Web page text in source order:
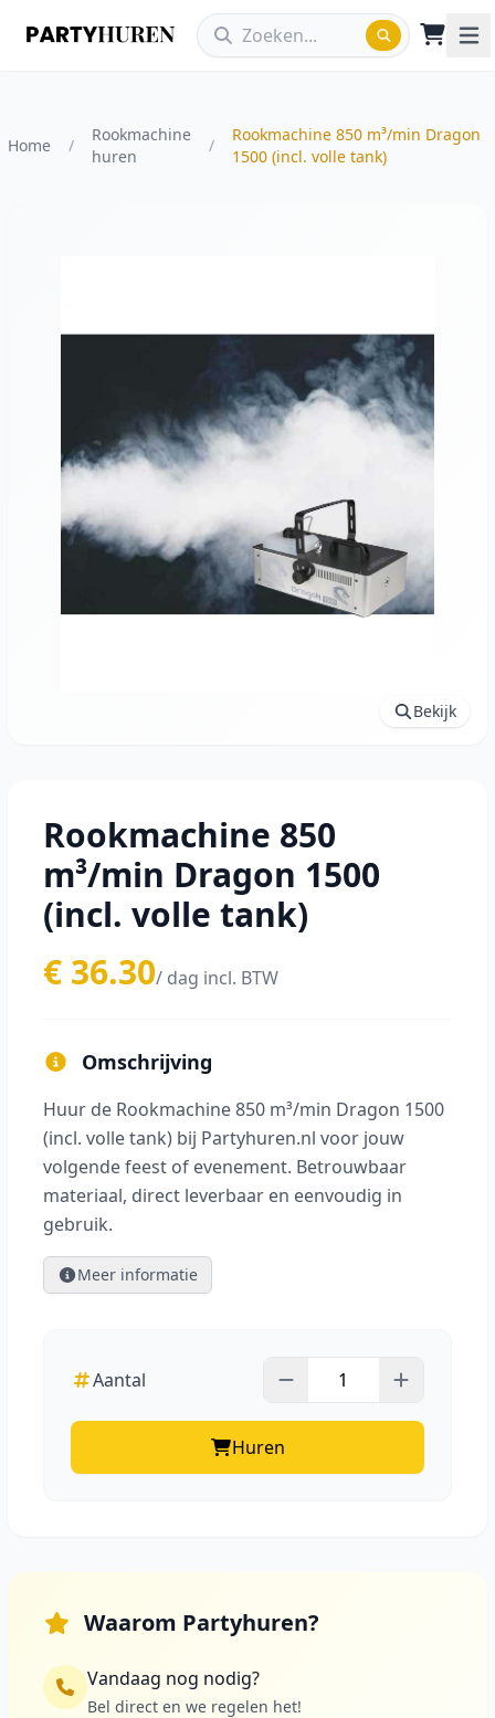
Home /
Rookmachine
huren
/
Rookmachine 850 m³/min Dragon
1500 (incl. volle tank)
Bekijk
Rookmachine 850
m³/min Dragon 1500
(incl. volle tank)
€ 36.30/ dag incl. BTW
Omschrijving
Huur de Rookmachine 850 m³/min Dragon 1500
(incl. volle tank) bij Partyhuren.nl voor jouw
volgende feest of evenement. Betrouwbaar
materiaal, direct leverbaar en eenvoudig in
gebruik.
Meer informatie
Aantal
Huren
Waarom Partyhuren?
Vandaag nog nodig?
Bel direct en we regelen het!